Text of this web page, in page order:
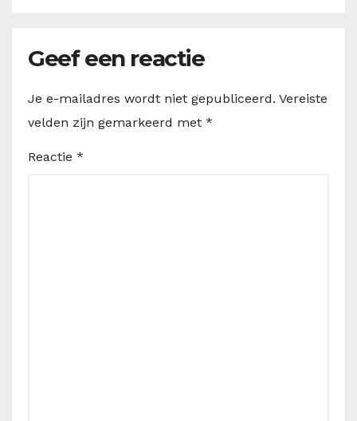
Geef een reactie
Je e-mailadres wordt niet gepubliceerd. Vereiste
velden zijn gemarkeerd met *
Reactie *